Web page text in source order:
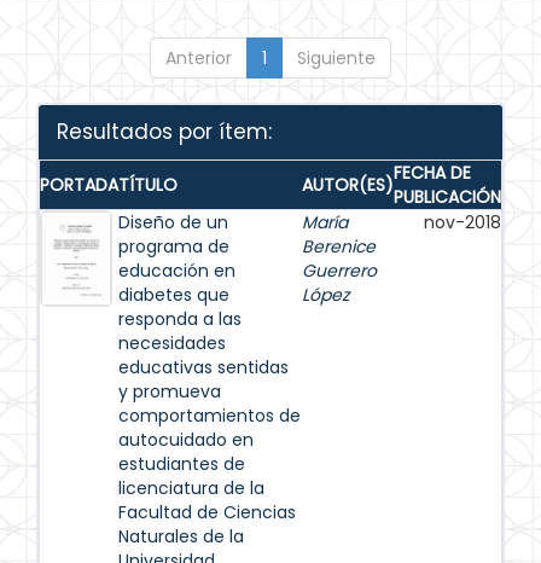
Anterior 1 Siguiente
Resultados por ítem:
PORTADATÍTULO AUTOR(ES)FECHA DE
PUBLICACIÓN
Diseño de un
programa de
educación en
diabetes que
responda a las
necesidades
educativas sentidas
y promueva
comportamientos de
autocuidado en
estudiantes de
licenciatura de la
Facultad de Ciencias
Naturales de la
María
Berenice
Guerrero
López
nov-2018